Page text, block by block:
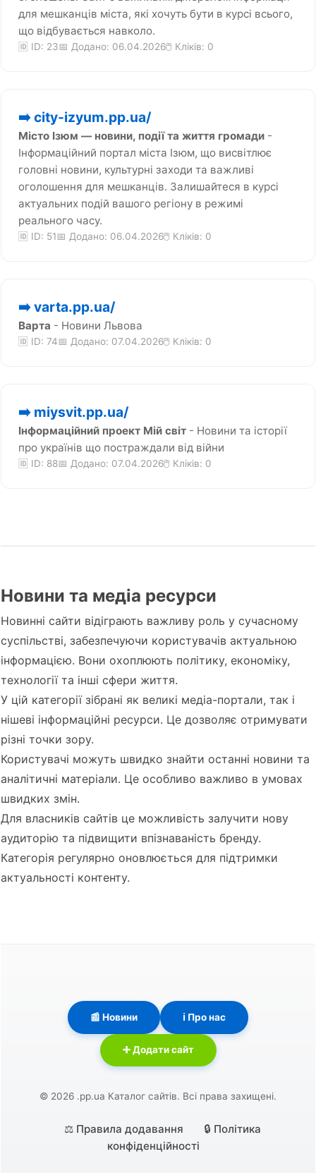
для мешканців міста, які хочуть бути в курсі всього,
що відбувається навколо.
🆔 ID: 23📅 Додано: 06.04.2026🖱️ Кліків: 0
➡️ city-izyum.pp.ua/
Місто Ізюм — новини, події та життя громади -
Інформаційний портал міста Ізюм, що висвітлює
головні новини, культурні заходи та важливі
оголошення для мешканців. Залишайтеся в курсі
актуальних подій вашого регіону в режимі
реального часу.
🆔 ID: 51📅 Додано: 06.04.2026🖱️ Кліків: 0
➡️ varta.pp.ua/
Варта - Новини Львова
🆔 ID: 74📅 Додано: 07.04.2026🖱️ Кліків: 0
➡️ miysvit.pp.ua/
Інформаційний проект Мій світ - Новини та історії
про українів що постраждали від війни
🆔 ID: 88📅 Додано: 07.04.2026🖱️ Кліків: 0
Новини та медіа ресурси
Новинні сайти відіграють важливу роль у сучасному
суспільстві, забезпечуючи користувачів актуальною
інформацією. Вони охоплюють політику, економіку,
технології та інші сфери життя.
У цій категорії зібрані як великі медіа-портали, так і
нішеві інформаційні ресурси. Це дозволяє отримувати
різні точки зору.
Користувачі можуть швидко знайти останні новини та
аналітичні матеріали. Це особливо важливо в умовах
швидких змін.
Для власників сайтів це можливість залучити нову
аудиторію та підвищити впізнаваність бренду.
Категорія регулярно оновлюється для підтримки
актуальності контенту.
📰 Новини ℹ️ Про нас
➕ Додати сайт
© 2026 .pp.ua Каталог сайтів. Всі права захищені.
⚖️ Правила додавання
🔒 Політика
конфіденційності